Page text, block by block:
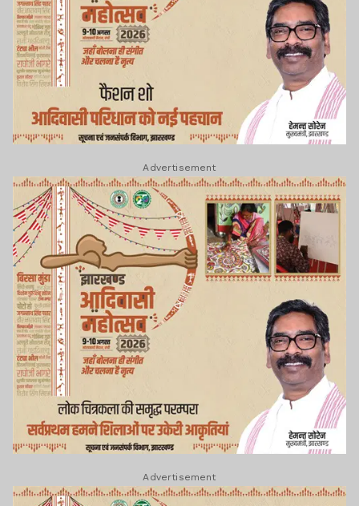
Advertisement
Advertisement